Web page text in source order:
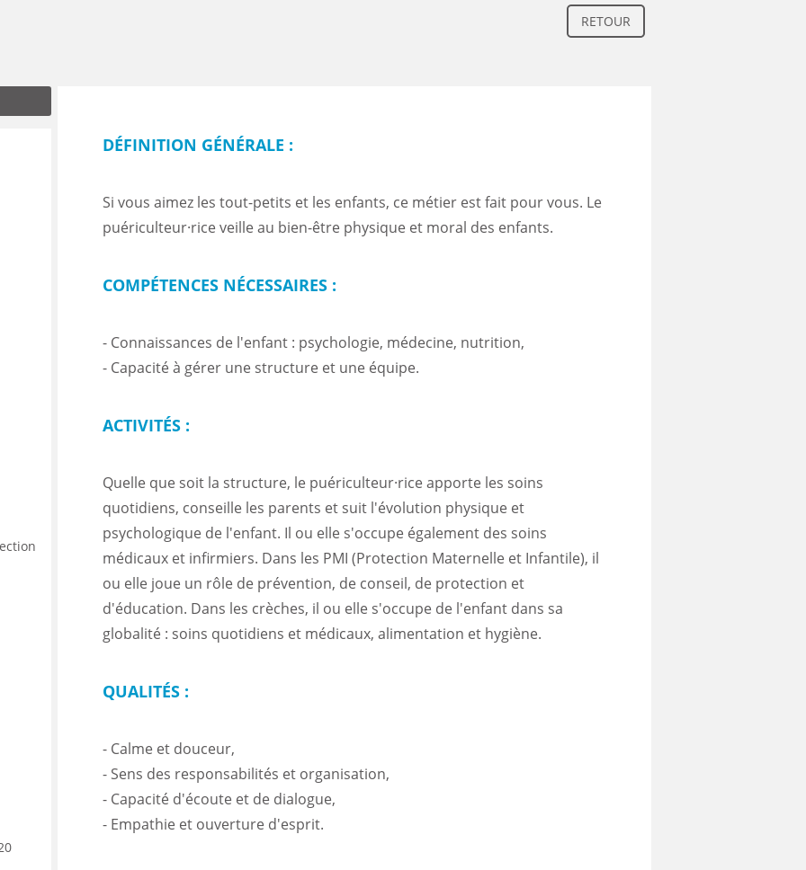
RETOUR
DÉFINITION GÉNÉRALE :
Si vous aimez les tout-petits et les enfants, ce métier est fait pour vous. Le
puériculteur·rice veille au bien-être physique et moral des enfants.
COMPÉTENCES NÉCESSAIRES :
- Connaissances de l'enfant : psychologie, médecine, nutrition,
- Capacité à gérer une structure et une équipe.
ACTIVITÉS :
Quelle que soit la structure, le puériculteur·rice apporte les soins
quotidiens, conseille les parents et suit l'évolution physique et
psychologique de l'enfant. Il ou elle s'occupe également des soins
médicaux et infirmiers. Dans les PMI (Protection Maternelle et Infantile), il
ou elle joue un rôle de prévention, de conseil, de protection et
d'éducation. Dans les crèches, il ou elle s'occupe de l'enfant dans sa
globalité : soins quotidiens et médicaux, alimentation et hygiène.
QUALITÉS :
- Calme et douceur,
- Sens des responsabilités et organisation,
- Capacité d'écoute et de dialogue,
- Empathie et ouverture d'esprit.